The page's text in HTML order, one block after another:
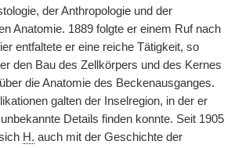
der Anthropologie und der
Anatomie. 1889 folgte er einem Ruf nach
entfaltete er eine reiche Tätigkeit, so
den Bau des Zellkörpers und des Kernes
die Anatomie des Beckenausganges.
galten der Inselregion, in der er
Details finden konnte. Seit 1905
H. auch mit der Geschichte der